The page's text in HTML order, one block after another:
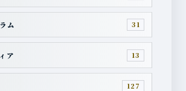
ム 31
ア 13
127